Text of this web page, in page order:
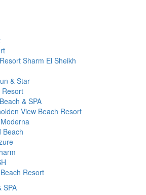
Sharm El Sheikh
& Star
Resort
& SPA
View Beach Resort
Beach
Resort
SPA